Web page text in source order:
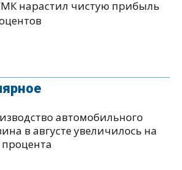
нарастил чистую прибыль
автомобильного
в августе увеличилось на
процента